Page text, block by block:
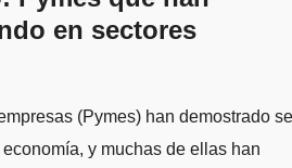
en sectores
(Pymes) han demostrado
y muchas de ellas han